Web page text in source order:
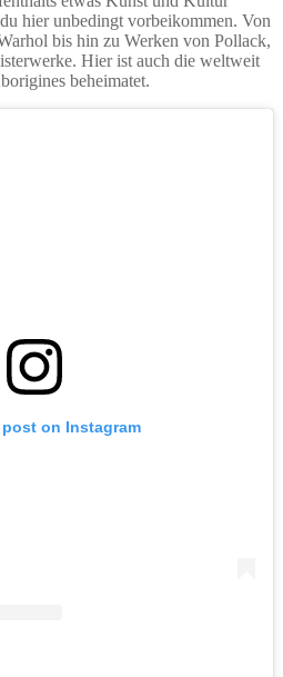
hier unbedingt vorbeikommen. Von
bis hin zu Werken von Pollack,
Hier ist auch die weltweit
beheimatet.
on Instagram